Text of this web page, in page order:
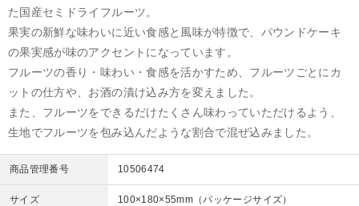
た国産セミドライフルーツ。
果実の新鮮な味わいに近い食感と風味が特徴で、パウンドケーキ
の果実感が味のアクセントになっています。
フルーツの香り・味わい・食感を活かすため、フルーツごとにカ
ットの仕方や、お酒の漬け込み方を変えました。
また、フルーツをできるだけたくさん味わっていただけるよう、
生地でフルーツを包み込んだような割合で混ぜ込みました。
商品管理番号 10506474
サイズ 100×180×55mm（パッケージサイズ）